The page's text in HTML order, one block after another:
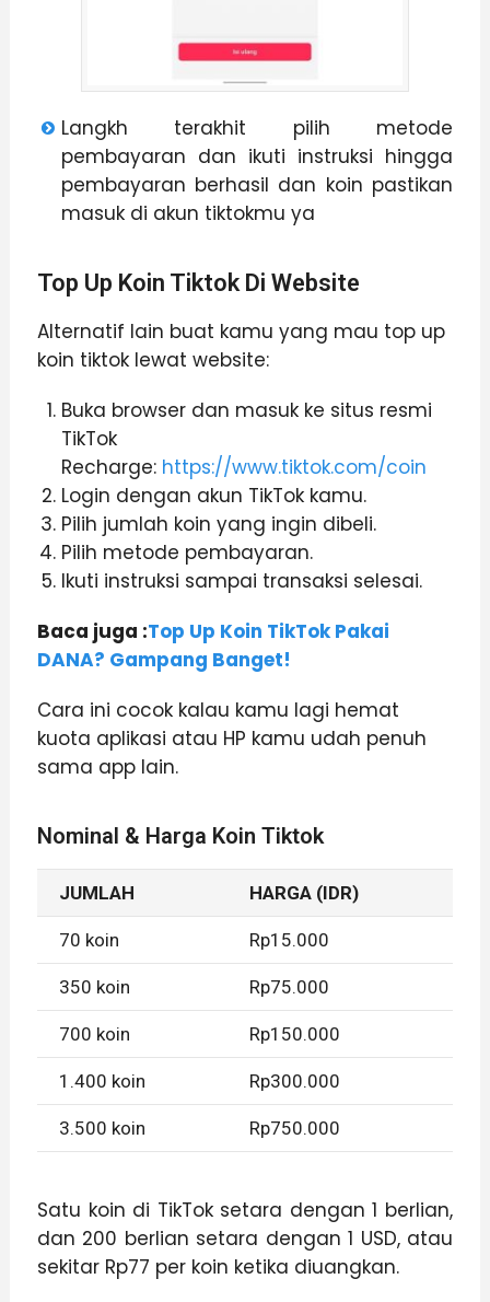
Langkh terakhit pilih metode
pembayaran dan ikuti instruksi hingga
pembayaran berhasil dan koin pastikan
masuk di akun tiktokmu ya
Top Up Koin Tiktok Di Website
Alternatif lain buat kamu yang mau top up
koin tiktok lewat website:
Buka browser dan masuk ke situs resmi
TikTok
Recharge: https://www.tiktok.com/coin
Login dengan akun TikTok kamu.
Pilih jumlah koin yang ingin dibeli.
Pilih metode pembayaran.
Ikuti instruksi sampai transaksi selesai.
Baca juga :Top Up Koin TikTok Pakai
DANA? Gampang Banget!
Cara ini cocok kalau kamu lagi hemat
kuota aplikasi atau HP kamu udah penuh
sama app lain.
Nominal & Harga Koin Tiktok
JUMLAH HARGA (IDR)
70 koin Rp15.000
350 koin Rp75.000
700 koin Rp150.000
1.400 koin Rp300.000
3.500 koin Rp750.000
Satu koin di TikTok setara dengan 1 berlian,
dan 200 berlian setara dengan 1 USD, atau
sekitar Rp77 per koin ketika diuangkan.